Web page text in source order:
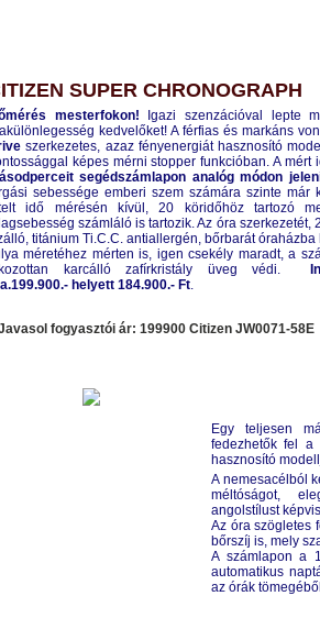
SUPER CHRONOGRAPH
mesterfokon! Igazi szenzációval lepte
kedvelőket! A férfias és markáns
szerkezetes, azaz fényenergiát hasznosító
képes mérni stopper funkcióban. A mért
segédszámlapon analóg módon
sebessége emberi szem számára szinte már
idő mérésén kívül, 20 köridőhöz tartozó
számláló is tartozik. Az óra szerkezetét,
titánium Ti.C.C. antiallergén, bőrbarát
méretéhez mérten is, igen csekély maradt, a
karcálló zafírkristály üveg védi.
helyett 184.900.- Ft.
fogyasztói ár: 199900 Citizen JW0071-58E
Egy teljesen
fedezhetők fel a
hasznosító
A nemesacélból
méltóságot,
angolstílust
Az óra szögletes
bőrszíj is, mely
A számlapon a
automatikus
az órák